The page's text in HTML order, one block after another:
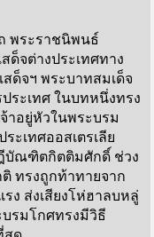
พระราชนิพนธ์
ด็จต่างประเทศทาง
ด็จฯ พระบาทสมเด็จ
ระเทศ ในบทหนึ่งทรง
าอยู่หัวในพระบรม
ะเทศออสเตรเลีย
บัณฑิตกิตติมศักดิ์ ช่วง
ทรงถูกท้าทายจาก
ส่งเสียงโห่ฮาลบหลู่
รมโกศทรงมีวิธี